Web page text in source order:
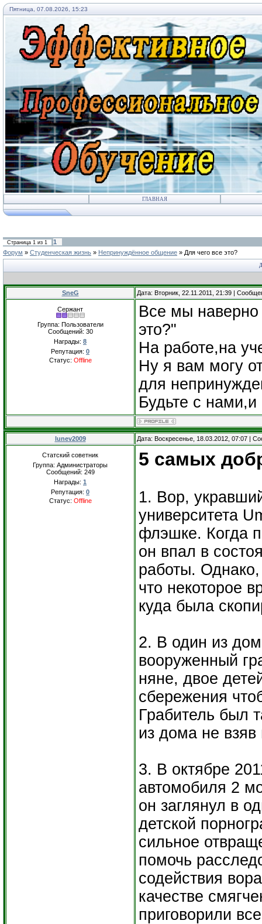
Пятница, 07.08.2026, 15:23
ГЛАВНАЯ
Страница 1 из 1
1
Форум » Студенческая жизнь » Непринуждённое общение » Для чего все это?
SneG Дата: Вторник, 22.11.2011, 21:39 |
Сержант
Группа: Пользователи
Сообщений: 30
Награды: 8
Репутация: 0
Статус: Offline
Все мы наверно
это?"
На работе,на
Ну я вам могу
для
Будьте с
lunev2009 Дата: Воскресенье, 18.03.2012, 07:07 |
Статский советник
Группа: Администраторы
Сообщений: 249
Награды: 1
Репутация: 0
Статус: Offline
5 самых
1. Вор,
университета
флэшке. Когда
он впал в
работы.
что некоторое
куда была
2. В один из
вооруженный
няне, двое
сбережения
Грабитель был
из дома не взяв
3. В октябре
автомобиля 2
он заглянул в
детской
сильное
помочь
содействия
качестве
приговорили